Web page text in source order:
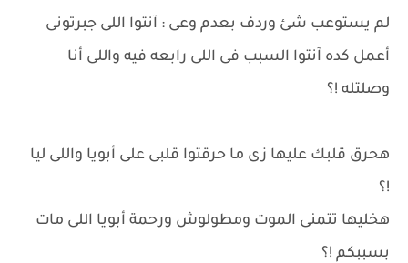
لم يستوعب شئ وردف بعدم وعى : آنتوا اللى جبرتونى
أعمل كده آنتوا السبب فى اللى رابعه فيه واللى أنا
وصلتله !؟
هحرق قلبك عليها زى ما حرقتوا قلبى على أبويا واللى ليا
!؟
هخليها تتمنى الموت ومطولوش ورحمة أبويا اللى مات
بسببكم !؟